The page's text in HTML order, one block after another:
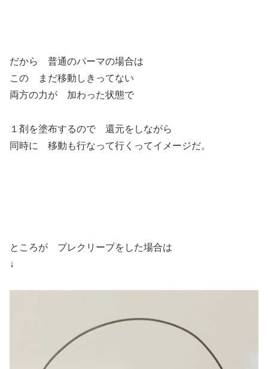
だから 普通のパーマの場合は
この まだ移動しきってない
両方の力が 加わった状態で
１剤を塗布するので 還元をしながら
同時に 移動も行なって行くってイメージだ。
ところが プレクリープをした場合は
↓